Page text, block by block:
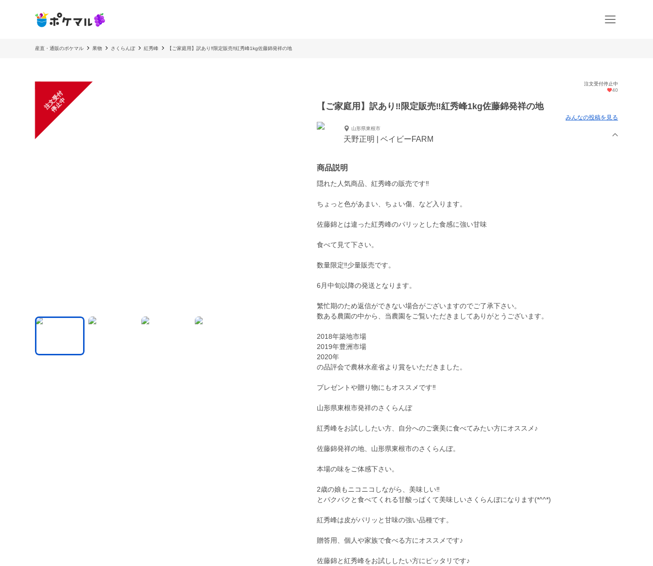
産直・通販のポケマル 果物 さくらんぼ 紅秀峰 【ご家庭用】訳あり‼︎限定販売‼︎紅秀峰1kg佐藤錦発祥の地
注
文
受
付
停
止
中
注文受付停止中
40
【ご家庭用】訳あり‼︎限定販売‼︎紅秀峰1kg佐藤錦発祥の地
みんなの投稿を見る
山形県東根市
天野正明 | ベイビーFARM
商品説明
隠れた人気商品、紅秀峰の販売です‼︎
ちょっと色があまい、ちょい傷、など入ります。
佐藤錦とは違った紅秀峰のパリッとした食感に強い甘味
食べて見て下さい。
数量限定‼︎少量販売です。
6月中旬以降の発送となります。
繁忙期のため返信ができない場合がございますのでご了承下さい。
数ある農園の中から、当農園をご覧いただきましてありがとうございます。
2018年築地市場
2019年豊洲市場
2020年
の品評会で農林水産省より賞をいただきました。
プレゼントや贈り物にもオススメです‼︎
山形県東根市発祥のさくらんぼ
紅秀峰をお試ししたい方、自分へのご褒美に食べてみたい方にオススメ♪
佐藤錦発祥の地、山形県東根市のさくらんぼ。
本場の味をご体感下さい。
2歳の娘もニコニコしながら、美味しい‼︎
とパクパクと食べてくれる甘酸っぱくて美味しいさくらんぼになります(*^^*)
紅秀峰は皮がパリッと甘味の強い品種です。
贈答用、個人や家族で食べる方にオススメです♪
佐藤錦と紅秀峰をお試ししたい方にピッタリです♪